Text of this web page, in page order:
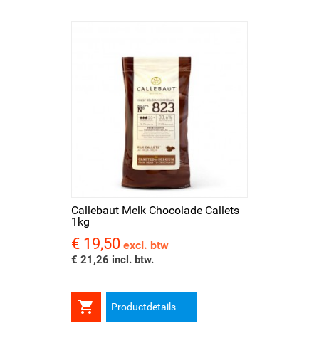
Callebaut Melk Chocolade Callets
1kg
Prijs
€ 19,50 excl. btw
€ 21,26 incl. btw.
 Productdetails